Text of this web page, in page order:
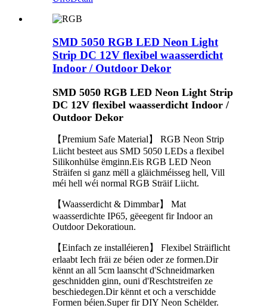
SMD 5050 RGB LED Neon Light
Strip DC 12V flexibel waasserdicht
Indoor / Outdoor Dekor
SMD 5050 RGB LED Neon Light Strip
DC 12V flexibel waasserdicht Indoor /
Outdoor Dekor
【Premium Safe Material】 RGB Neon Strip
Liicht besteet aus SMD 5050 LEDs a flexibel
Silikonhülse ëmginn.Eis RGB LED Neon
Sträifen si ganz mëll a gläichméisseg hell, Vill
méi hell wéi normal RGB Sträif Liicht.
【Waasserdicht & Dimmbar】 Mat
waasserdichte IP65, gëeegent fir Indoor an
Outdoor Dekoratioun.
【Einfach ze installéieren】 Flexibel Sträiflicht
erlaabt Iech fräi ze béien oder ze formen.Dir
kënnt an all 5cm laanscht d'Schneidmarken
geschnidden ginn, ouni d'Reschtstreifen ze
beschiedegen.Dir kënnt et och a verschidde
Formen béien.Super fir DIY Neon Schëlder.